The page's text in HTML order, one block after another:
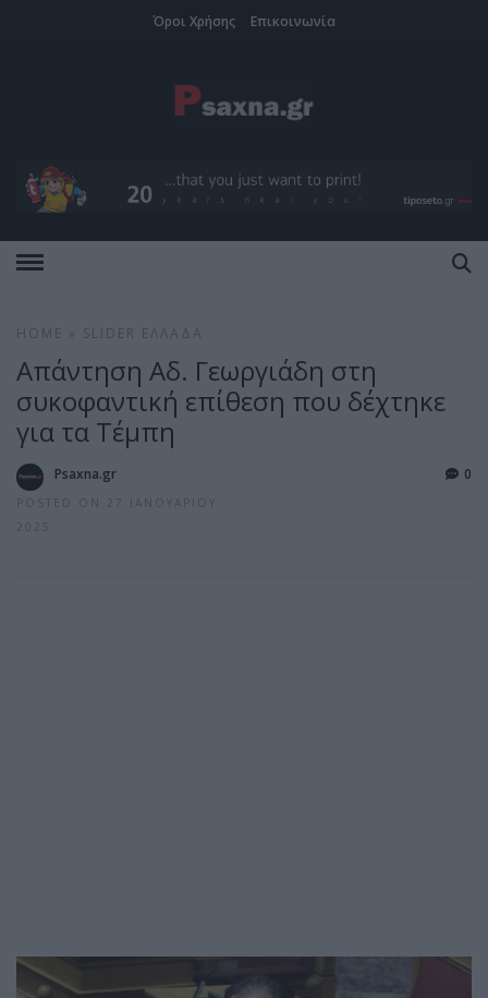
Όροι Χρήσης Επικοινωνία
HOME SLIDER ΕΛΛΆΔΑ
Απάντηση Αδ. Γεωργιάδη στη
συκοφαντική επίθεση που δέχτηκε
για τα Τέμπη
Psaxna.gr
POSTED ON 27 ΙΑΝΟΥΑΡΊΟΥ
2025
0